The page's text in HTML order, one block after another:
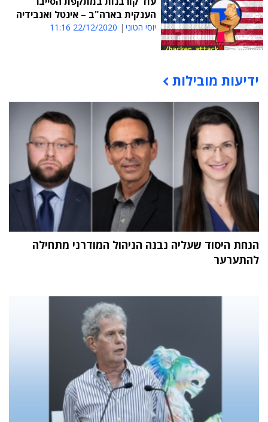
הענקית בארה"ב – אינטל ואנבידיה
יוסי הטוני 22/12/2020 11:16
תוכן פרסומי
ידיעות מובילות
הנחת היסוד שעליה נבנה הניהול המודרני מתחילה
להתערער